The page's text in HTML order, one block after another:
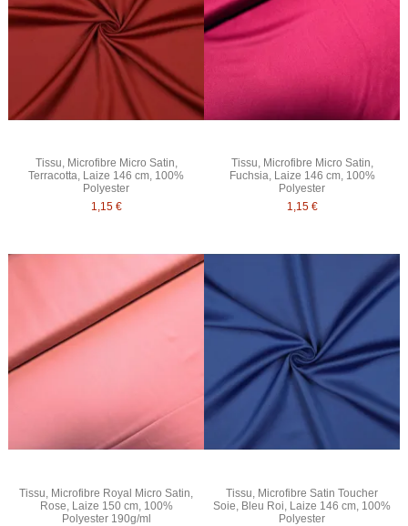
Tissu, Microfibre Micro Satin,
Terracotta, Laize 146 cm, 100%
Polyester
1,15 €
Tissu, Microfibre Micro Satin,
Fuchsia, Laize 146 cm, 100%
Polyester
1,15 €
Tissu, Microfibre Royal Micro Satin,
Rose, Laize 150 cm, 100%
Polyester 190g/ml
Tissu, Microfibre Satin Toucher
Soie, Bleu Roi, Laize 146 cm, 100%
Polyester